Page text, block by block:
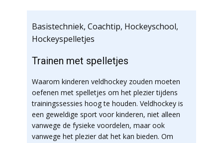
Basistechniek, Coachtip, Hockeyschool,
Hockeyspelletjes
Trainen met spelletjes
Waarom kinderen veldhockey zouden moeten
oefenen met spelletjes om het plezier tijdens
trainingssessies hoog te houden. Veldhockey is
een geweldige sport voor kinderen, niet alleen
vanwege de fysieke voordelen, maar ook
vanwege het plezier dat het kan bieden. Om